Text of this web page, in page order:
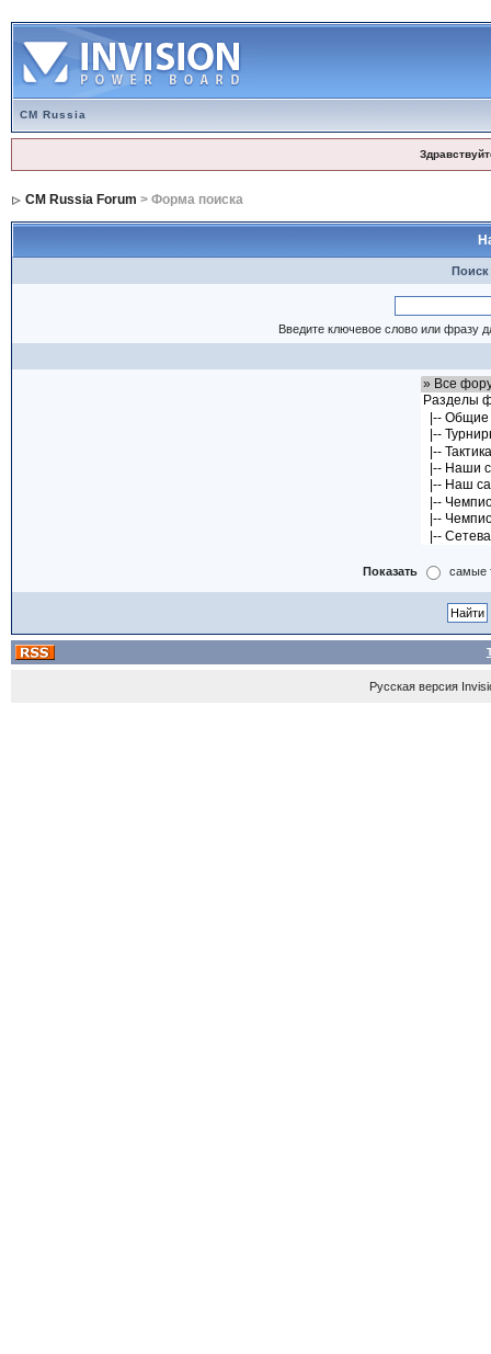
CM Russia
CM Russia Forum > Форма поиска
Введите ключевое слово или фразу
Показать самые
Русская версия